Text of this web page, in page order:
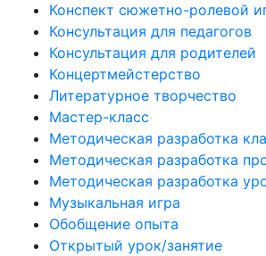
Конспект сюжетно-ролевой
Консультация для педагогов
Консультация для родителей
Концертмейстерство
Литературное творчество
Мастер-класс
Методическая разработка
Методическая разработка
Методическая разработка
Музыкальная игра
Обобщение опыта
Открытый урок/занятие